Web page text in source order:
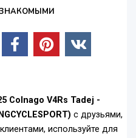
Colnago V4Rs Tadej -
с друзьями,
используйте для